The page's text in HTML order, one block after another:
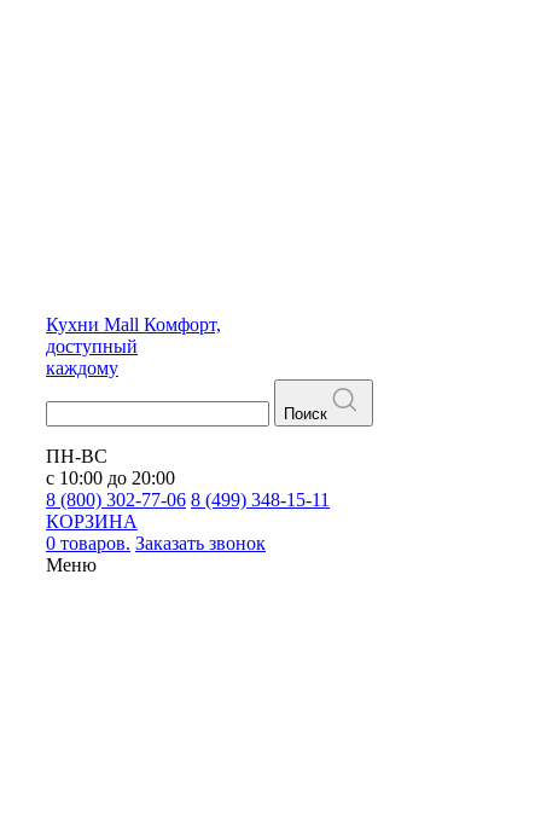
Кухни Mall Комфорт,
доступный
каждому
Поиск
ПН-ВС
с 10:00 до 20:00
8 (800) 302-77-06 8 (499) 348-15-11
КОРЗИНА
0 товаров. Заказать звонок
Меню